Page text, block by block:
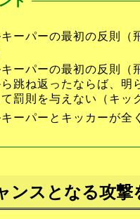
キーパーの最初の反則（
キーパーの最初の反則（
跳ね返ったならば、明
罰則を与えない（キッ
ーパーとキッカーが全
ンスとなる攻撃